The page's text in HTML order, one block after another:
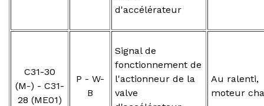
d'accélérateur
C31-30
(M-) - C31-
28 (ME01)
P - W-
B
Signal de
fonctionnement de
l'actionneur de la
valve
Au ralenti,
moteur